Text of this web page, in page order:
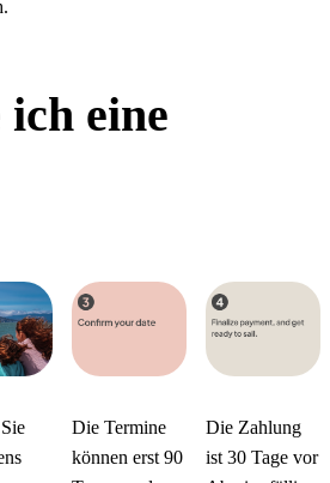
eine
Die Termine
können erst 90
Die Zahlung
ist 30 Tage vor